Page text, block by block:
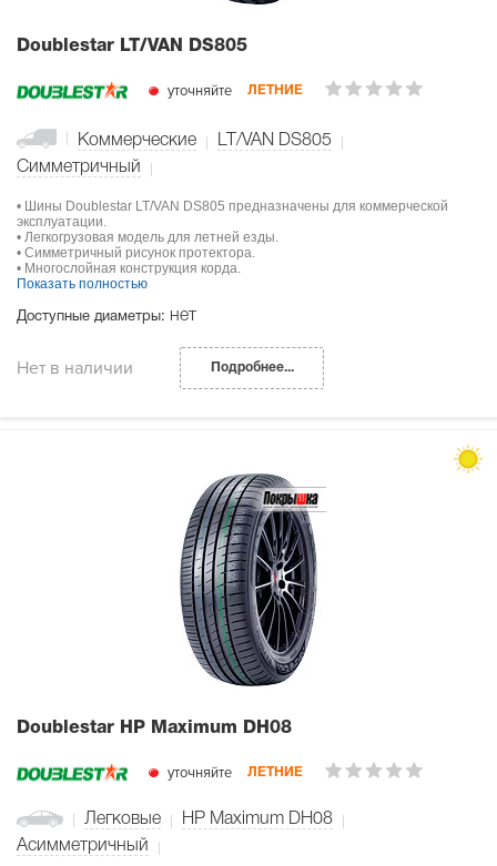
Doublestar LT/VAN DS805
уточняйте ЛЕТНИЕ
Коммерческие
LT/VAN DS805
Симметричный
• Шины Doublestar LT/VAN DS805 предназначены для коммерческой
эксплуатации.
• Легкогрузовая модель для летней езды.
• Симметричный рисунок протектора.
• Многослойная конструкция корда.
Показать полностью
Доступные диаметры: нет
Нет в наличии Подробнее...
Doublestar HP Maximum DH08
уточняйте ЛЕТНИЕ
Легковые
HP Maximum DH08
Асимметричный